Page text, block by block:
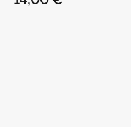
BLANCA - XL